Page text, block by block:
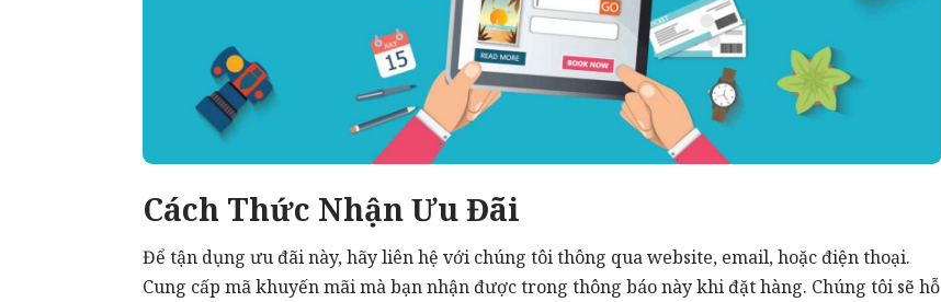
Cách Thức Nhận Ưu Đãi
Để tận dụng ưu đãi này, hãy liên hệ với chúng tôi thông qua website, email, hoặc điện thoại.
Cung cấp mã khuyến mãi mà bạn nhận được trong thông báo này khi đặt hàng. Chúng tôi sẽ hỗ